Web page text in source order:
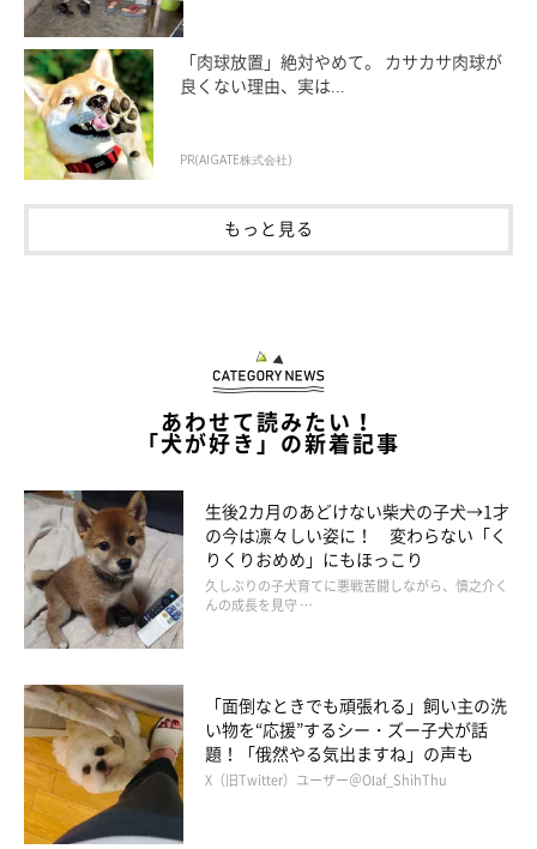
そんな編集室メンバーも驚いた
「肉球の 匂いはなぜか ポップコーン」
「肉球放置」絶対やめて。 カサカサ肉球が
良くない理由、実は...
PR(AIGATE株式会社)
もっと見る
あわせて読みたい！
「犬が好き」の新着記事
生後2カ月のあどけない柴犬の子犬→1才
の今は凛々しい姿に！ 変わらない「く
りくりおめめ」にもほっこり
久しぶりの子犬育てに悪戦苦闘しながら、慎之介く
んの成長を見守 …
「面倒なときでも頑張れる」飼い主の洗
い物を“応援”するシー・ズー子犬が話
題！「俄然やる気出ますね」の声も
X（旧Twitter）ユーザー＠Olaf_ShihThu